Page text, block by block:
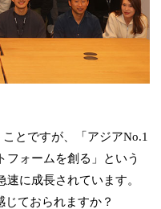
とですが、「アジアNo.1
フォームを創る」という
に成長されています。
ておられますか？